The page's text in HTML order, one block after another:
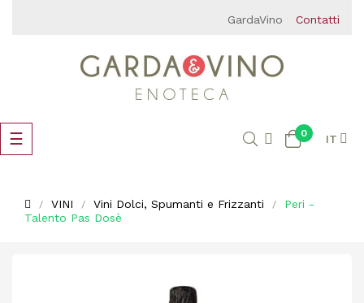
GardaVino Contatti
navigazione
Toggle
☰ 0 IT
VINI Vini Dolci, Spumanti e Frizzanti
Peri -
Talento Pas Dosè